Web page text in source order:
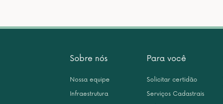
Sobre nós
Nossa equipe
Infraestrutura
Para você
Solicitar certidão
Serviços Cadastrais